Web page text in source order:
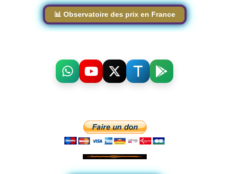
📊 Observatoire des prix en France